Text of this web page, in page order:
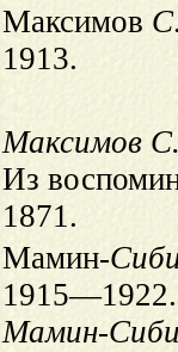
Максимов С
1913.
Максимов
Из
1871.
Мамин-
1915—1922.
Мамин-